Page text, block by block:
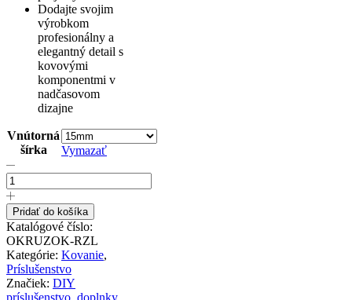
Dodajte svojim
výrobkom
profesionálny a
elegantný detail s
kovovými
komponentmi v
nadčasovom
dizajne
Vnútorná
šírka
Vymazať
množstvo
pružinový
O-
krúžok,
ružovo
zlatá
farba
Pridať do košíka
Katalógové číslo:
OKRUZOK-RZL
Kategórie: Kovanie,
Príslušenstvo
Značiek: DIY
príslušenstvo doplnky